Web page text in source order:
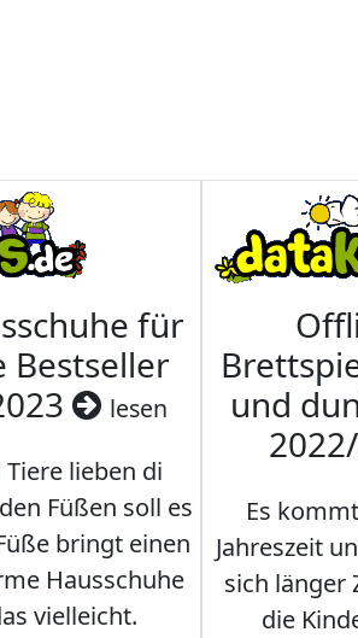
für
Bestseller
lesen
lieben di
Füßen soll es
bringt einen
Hausschuhe
vielleicht.
und
Es
Jahreszeit
sich länger
die